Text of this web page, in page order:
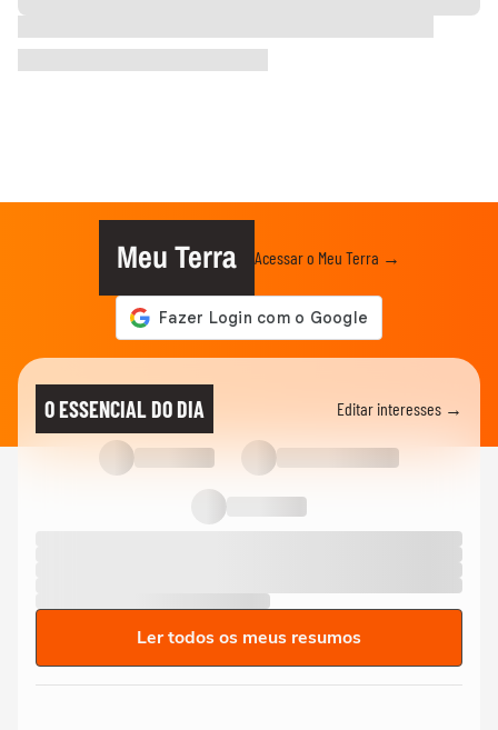
Meu Terra Acessar o Meu Terra →
O ESSENCIAL DO DIA Editar interesses →
Ler todos os meus resumos